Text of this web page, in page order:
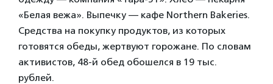
«Белая вежа». Выпечку — кафе Northern Bakeries.
Средства на покупку продуктов, из которых
готовятся обеды, жертвуют горожане. По словам
активистов, 48-й обед обошелся в 19 тыс.
рублей.